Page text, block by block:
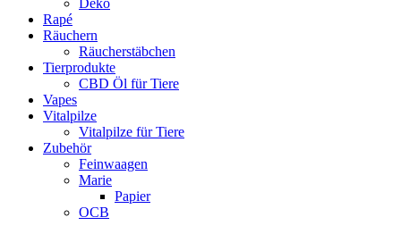
Deko
Rapé
Räuchern
Räucherstäbchen
Tierprodukte
CBD Öl für Tiere
Vapes
Vitalpilze
Vitalpilze für Tiere
Zubehör
Feinwaagen
Marie
Papier
OCB